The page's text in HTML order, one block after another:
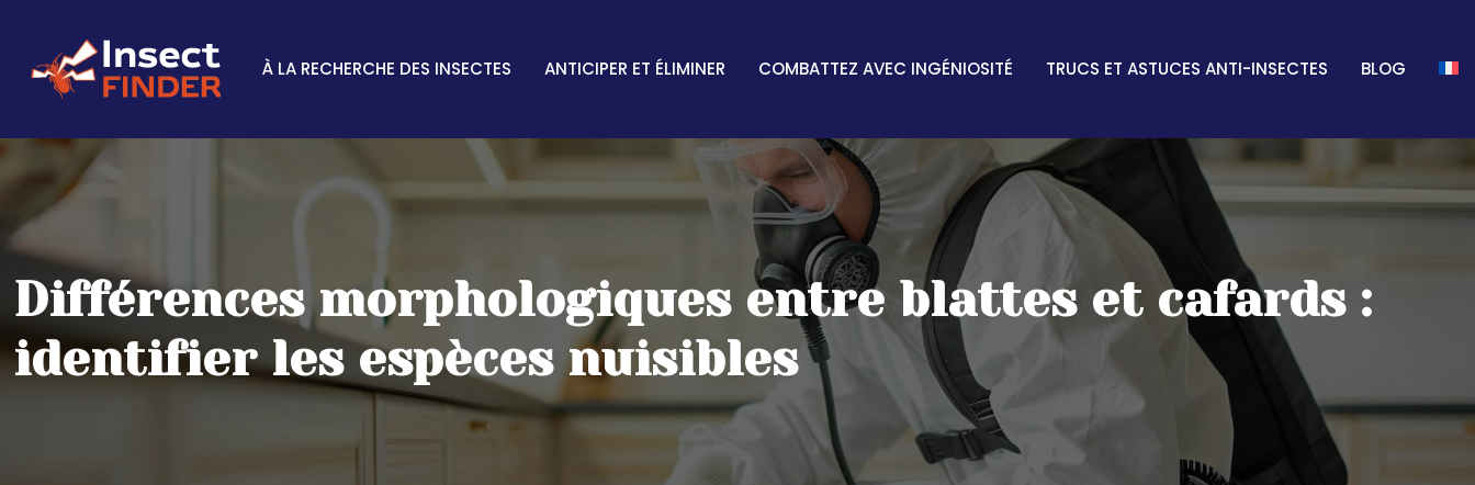
À LA RECHERCHE DES INSECTES ANTICIPER ET ÉLIMINER COMBATTEZ AVEC INGÉNIOSITÉ TRUCS ET ASTUCES ANTI-INSECTES BLOG
Différences morphologiques entre blattes et cafards :
identifier les espèces nuisibles